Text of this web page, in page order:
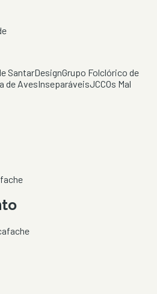
SantarDesignGrupo Folclórico de
de AvesInseparáveisJCCOs Mal